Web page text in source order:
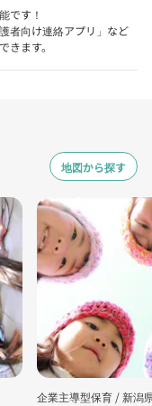
です！
者向け連絡アプリ」など
きます。
地図から探す
企業主導型保育 / 新潟